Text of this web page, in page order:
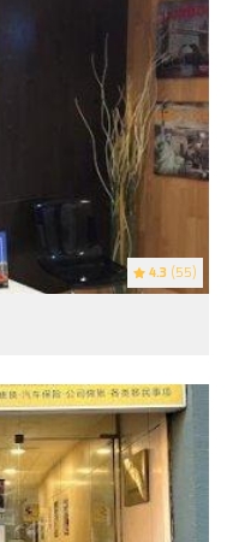
4.3 (55)